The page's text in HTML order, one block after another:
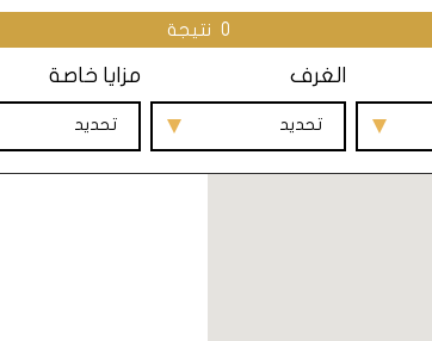
0 نتيجة
الغرف
تحديد
مزايا خاصة
تحديد